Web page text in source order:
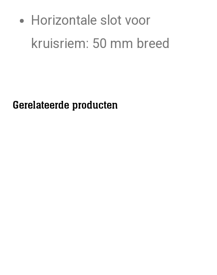
Horizontale slot voor
kruisriem: 50 mm breed
Gerelateerde producten